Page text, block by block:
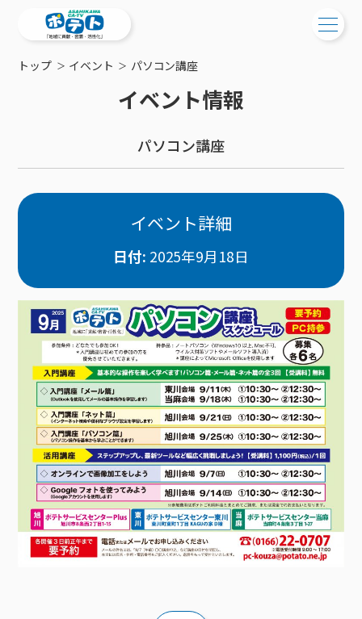
サービス提供エリア
特典・キャンペーン
おトクな割引サービス
ご加入中のサービス確認・変更
サポートサービス
リモートコール
回線速度測定
接続・設定⽅法
訪問サポート＆サポートパックサービス料⾦表
新着情報
メンテナンス・障害情報
ポテトからのプレゼント
イベントカレンダー
講座のご案内
サービス案内
サービス案内
ケーブルテレビトップ
チャンネル紹介
料⾦プラン
NHK衛星受信料団体⼀括⽀払
機器⼀覧
インターネット
インターネットトップ
料⾦プラン
Wi-Fiサービス
ポテトホーム防犯カメラ
オプションサービス
インターネットギガシェアプラン
固定電話
固定電話トップ
基本料⾦・通話料⾦
オプションサービス
auスマートバリュー
auまとめトーク
ポテトスマートフォン
ポテトスマートフォントップ
料⾦プラン
機種⼀覧
オプションサービス
でんき
でんきトップ
ポラリンでんき×ポテト
ポテトでんき
ケーブルプラスでんき
暮らしを快適にするサービス
暮らしを快適にするサービストップ
ポテトライフメール
⽣活あんしんサービス
みるプラス
お困りの方はこちら
会社案内
メンテナンス
障害情報
マイページ
お申し込み
トップ イベント パソコン講座
イベント情報
パソコン講座
イベント詳細
日付: 2025年9月18日